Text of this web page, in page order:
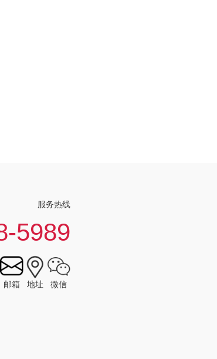
服务热线
5989
邮箱 地址 微信